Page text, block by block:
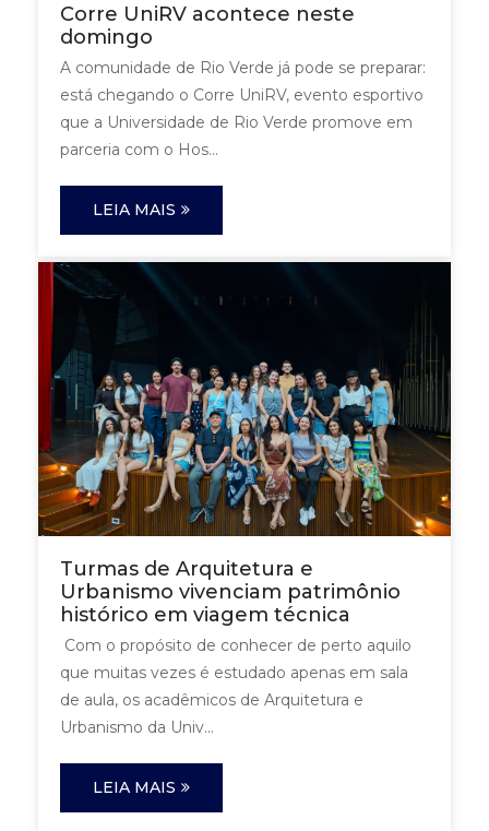
Corre UniRV acontece neste
domingo
A comunidade de Rio Verde já pode se preparar:
está chegando o Corre UniRV, evento esportivo
que a Universidade de Rio Verde promove em
parceria com o Hos...
LEIA MAIS
Turmas de Arquitetura e
Urbanismo vivenciam patrimônio
histórico em viagem técnica
Com o propósito de conhecer de perto aquilo
que muitas vezes é estudado apenas em sala
de aula, os acadêmicos de Arquitetura e
Urbanismo da Univ...
LEIA MAIS